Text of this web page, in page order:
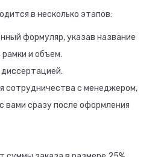
в несколько этапов:
формуляр, указав название
и объем.
сотрудничества с менеджером,
вами сразу после оформления